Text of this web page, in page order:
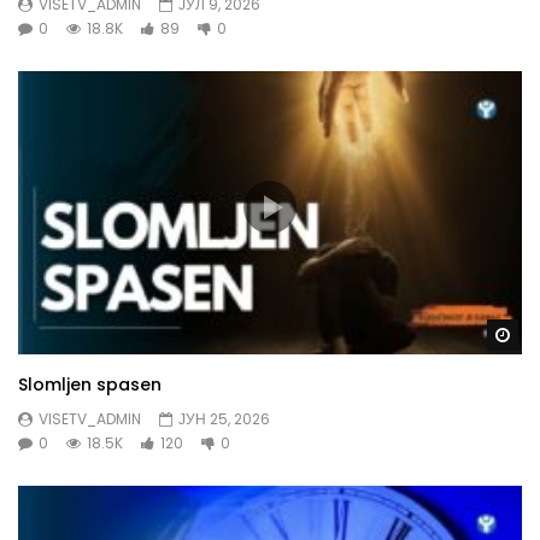
VISETV_ADMIN
ЈУЛ 9, 2026
0
18.8K 89 0
Slomljen spasen
VISETV_ADMIN
ЈУН 25, 2026
0
18.5K 120 0